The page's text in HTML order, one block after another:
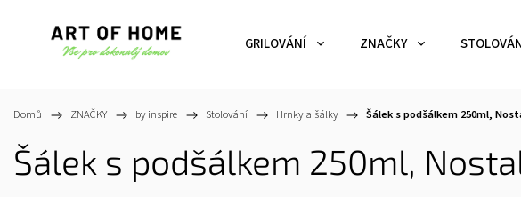
GRILOVÁNÍ ZNAČKY
Domů / ZNAČKY / by inspire / Stolování / Hrnky a šálky / Šálek s podšálkem 250ml,
Šálek s podšálkem 250ml,